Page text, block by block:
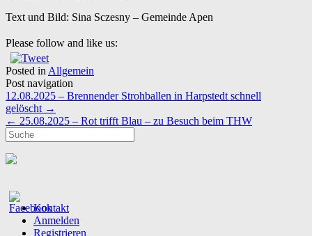
Text und Bild: Sina Sczesny – Gemeinde Apen
Please follow and like us:
Posted in Allgemein
Post navigation
12.08.2025 – Brennender Strohballen in Harpstedt schnell
gelöscht →
← 25.08.2025 – Rot trifft Blau – zu Besuch beim THW
Kontakt
Anmelden
Registrieren